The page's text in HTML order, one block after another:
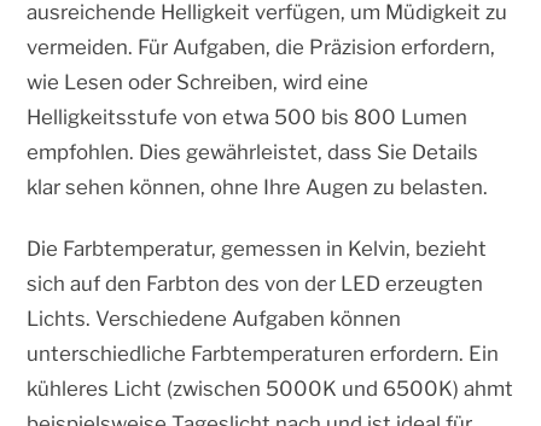
ausreichende Helligkeit verfügen, um Müdigkeit zu
vermeiden. Für Aufgaben, die Präzision erfordern,
wie Lesen oder Schreiben, wird eine
Helligkeitsstufe von etwa 500 bis 800 Lumen
empfohlen. Dies gewährleistet, dass Sie Details
klar sehen können, ohne Ihre Augen zu belasten.
Die Farbtemperatur, gemessen in Kelvin, bezieht
sich auf den Farbton des von der LED erzeugten
Lichts. Verschiedene Aufgaben können
unterschiedliche Farbtemperaturen erfordern. Ein
kühleres Licht (zwischen 5000K und 6500K) ahmt